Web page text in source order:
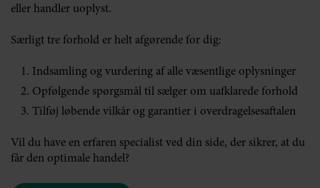
eller handler uoplyst.
Særligt tre forhold er helt afgørende for dig:
Indsamling og vurdering af alle væsentlige oplysninger
Opfølgende spørgsmål til sælger om uafklarede forhold
Tilføj løbende vilkår og garantier i overdragelsesaftalen
Vil du have en erfaren specialist ved din side, der sikrer, at du
får den optimale handel?